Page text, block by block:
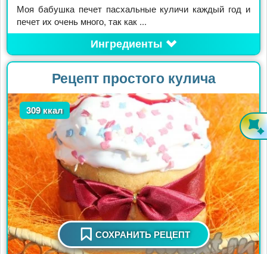
Моя бабушка печет пасхальные куличи каждый год и
печет их очень много, так как ...
Ингредиенты
Рецепт простого кулича
309 ккал
СОХРАНИТЬ РЕЦЕПТ